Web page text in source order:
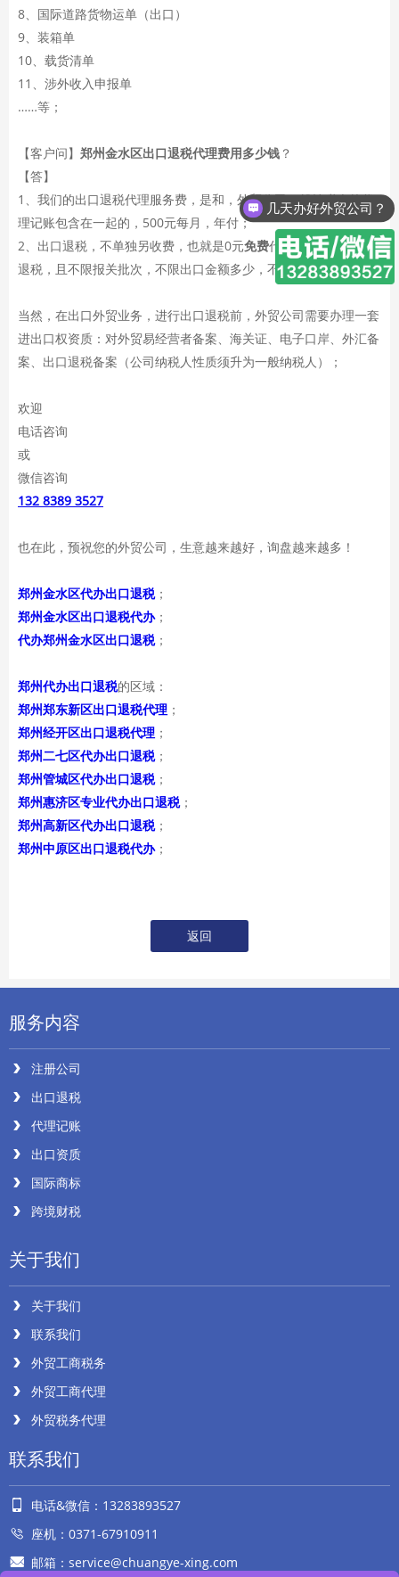
8、国际道路货物运单（出口）
9、装箱单
10、载货清单
11、涉外收入申报单
……等；
【客户问】 郑州金水区出口退税代理费用多少钱 ？
【答】
1、我们的出口退税代理服务费，是和，外贸公司一般纳税人的代
理记账包含在一起的，500元每月，年付；
2、出口退税，不单独另收费，也就是0元免费代理郑州金水区出口
退税，且不限报关批次，不限出口金额多少，不限出口单子大小；
当然，在出口外贸业务，进行出口退税前，外贸公司需要办理一套
进出口权资质：对外贸易经营者备案、海关证、电子口岸、外汇备
案、出口退税备案（公司纳税人性质须升为一般纳税人）；
欢迎
电话咨询
或
微信咨询
132 8389 3527
也在此，预祝您的外贸公司，生意越来越好，询盘越来越多！
郑州金水区代办出口退税；
郑州金水区出口退税代办；
代办郑州金水区出口退税；
郑州代办出口退税的区域：
郑州郑东新区出口退税代理 ；
郑州经开区出口退税代理 ；
郑州二七区代办出口退税；
郑州管城区代办出口退税；
郑州惠济区专业代办出口退税；
郑州高新区代办出口退税；
郑州中原区出口退税代办；
返回
服务内容
注册公司
出口退税
代理记账
出口资质
国际商标
跨境财税
关于我们
关于我们
联系我们
外贸工商税务
外贸工商代理
外贸税务代理
联系我们
电话&微信：13283893527
座机：0371-67910911
邮箱：service@chuangye-xing.com
几天办好外贸公司？